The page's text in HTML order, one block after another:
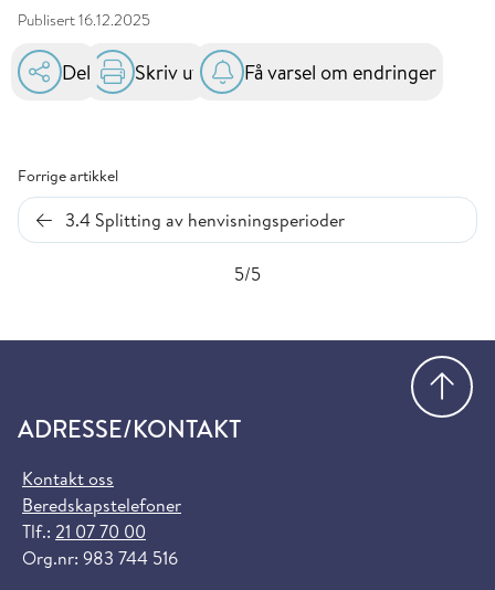
Publisert16.12.2025
Del Skriv ut Få varsel om endringer
Forrige artikkel
3.4 Splitting av henvisningsperioder
5/5
ADRESSE/KONTAKT
Kontakt oss
Beredskapstelefoner
Tlf.: 21 07 70 00
Org.nr: 983 744 516